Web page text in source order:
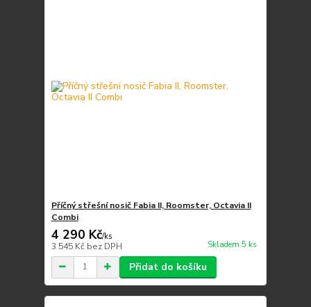
Příčný střešní nosič Fabia II, Roomster, Octavia II
Combi
4 290 Kč/ks
3 545 Kč bez DPH Skladem 5 ks
Přidat do košíku